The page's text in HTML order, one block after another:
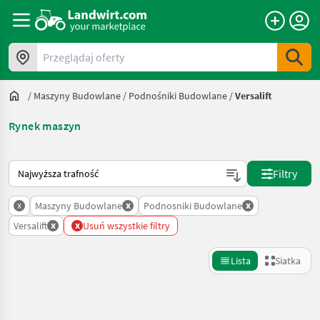
Przeglądaj oferty
/ Maszyny Budowlane / Podnośniki Budowlane /Versalift
Rynek maszyn
Tak sortuje się na Landwirt.com
Filtry
x Maszyny Budowlane x Podnosniki Budowlane x
Versalift x x Usuń wszystkie filtry
Lista Siatka